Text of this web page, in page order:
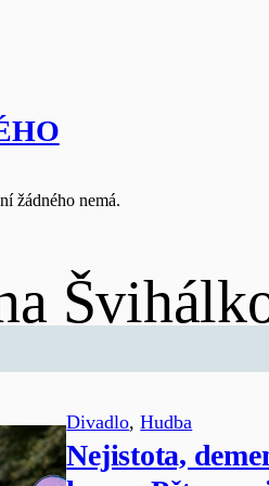
žádného nemá.
Divadlo, Hudba
Nejistota,